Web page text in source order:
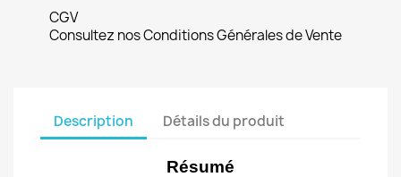
CGV
Consultez nos Conditions Générales de Vente
Description Détails du produit
Résumé